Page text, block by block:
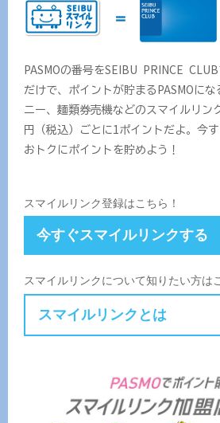
＝
PASMOの番号をSEIBU PRINCE
だけで、ポイントが貯まるPASMOに
ニー、麺類券売機などのスマイルリン
円（税込）ごとに1ポイントだよ。今
おトクにポイントを貯めよう！
スマイルリンク登録はこちら！
今すぐスマイルリンクする
スマイルリンクについて知りたい方は
スマイルリンクとは